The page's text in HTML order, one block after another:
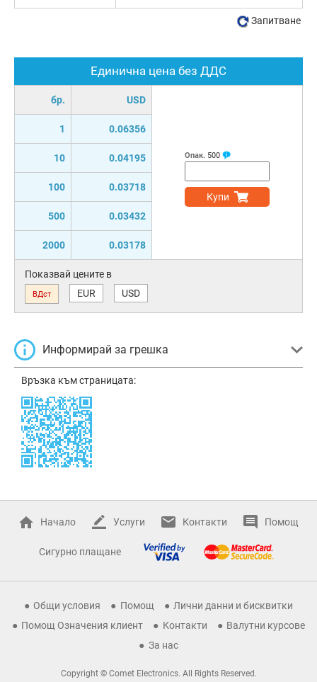
Единична цена без ДДС
бр. USD
1 0.06356
10 0.04195
100 0.03718
500 0.03432
2000 0.03178
Опак. 500
Купи
Показвай цените в
ВДст EUR USD
Информирай за грешка
Връзка към страницата:
Запитване
Начало Услуги Контакти Помощ
Сигурно плащане
Общи условия Помощ
Лични данни и бисквитки
Помощ Означения клиент
Контакти
Валутни курсове
За нас
Copyright © Comet Electronics. All Rights Reserved.